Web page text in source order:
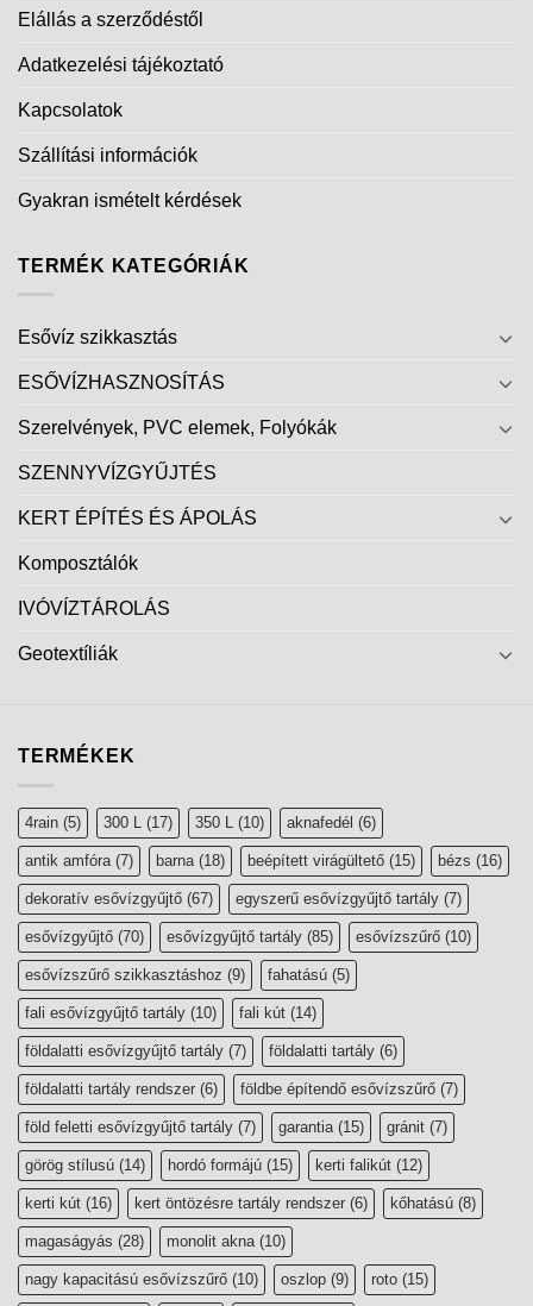
Elállás a szerződéstől
Adatkezelési tájékoztató
Kapcsolatok
Szállítási információk
Gyakran ismételt kérdések
TERMÉK KATEGÓRIÁK
Esővíz szikkasztás
ESŐVÍZHASZNOSÍTÁS
Szerelvények, PVC elemek, Folyókák
SZENNYVÍZGYŰJTÉS
KERT ÉPÍTÉS ÉS ÁPOLÁS
Komposztálók
IVÓVÍZTÁROLÁS
Geotextíliák
TERMÉKEK
4rain (5) 300 L (17) 350 L (10) aknafedél (6)
antik amfóra (7) barna (18) beépített virágültető (15) bézs (16)
dekoratív esővízgyűjtő (67) egyszerű esővízgyűjtő tartály (7)
esővízgyűjtő (70) esővízgyűjtő tartály (85) esővízszűrő (10)
esővízszűrő szikkasztáshoz (9) fahatású (5)
fali esővízgyűjtő tartály (10) fali kút (14)
földalatti esővízgyűjtő tartály (7) földalatti tartály (6)
földalatti tartály rendszer (6) földbe építendő esővízszűrő (7)
föld feletti esővízgyűjtő tartály (7) garantia (15) gránit (7)
görög stílusú (14) hordó formájú (15) kerti falikút (12)
kerti kút (16) kert öntözésre tartály rendszer (6) kőhatású (8)
magaságyás (28) monolit akna (10)
nagy kapacitású esővízszűrő (10) oszlop (9) roto (15)